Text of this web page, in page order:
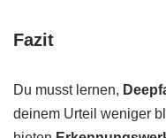
Fazit
Du musst lernen,
deinem Urteil weniger